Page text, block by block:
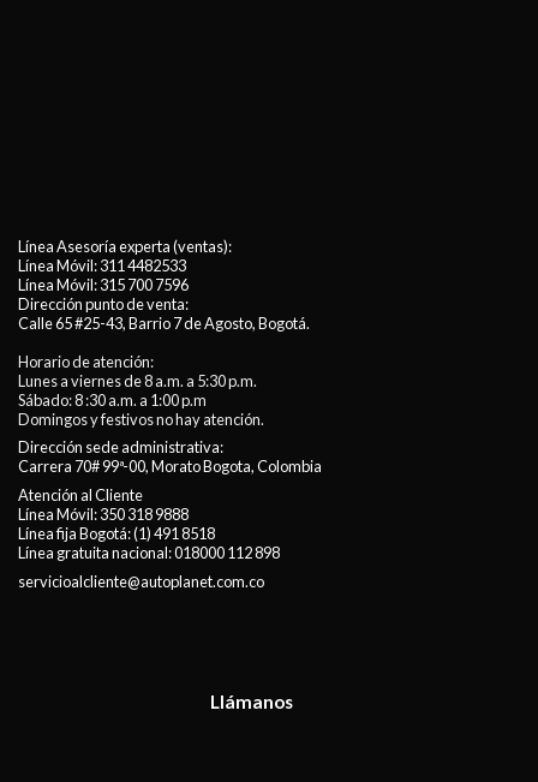
Línea Asesoría experta (ventas):
Línea Móvil:311 4482533
Línea Móvil:315 700 7596
Dirección punto de venta:
Calle 65 #25-43, Barrio 7 de Agosto, Bogotá.
Horario de atención:
Lunes a viernes de 8 a.m. a 5:30 p.m.
Sábado: 8 :30 a.m. a 1:00 p.m
Domingos y festivos no hay atención.
Dirección sede administrativa:
Carrera 70# 99ª-00, Morato Bogota, Colombia
Atención al Cliente
Línea Móvil:350 318 9888
Línea fija Bogotá:(1) 491 8518
Línea gratuita nacional:018000 112 898
servicioalcliente@autoplanet.com.co
Llámanos